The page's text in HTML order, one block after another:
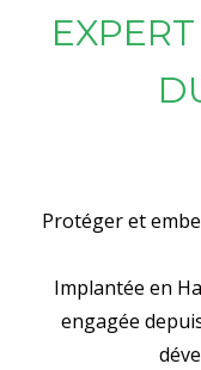
Protéger et
Implantée en
engagée